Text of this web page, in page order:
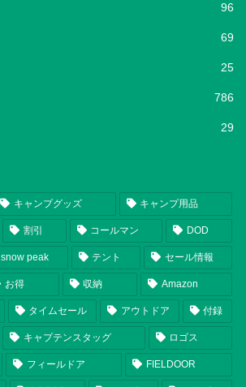
96
69
25
786
29
キャンプグッズ キャンプ用品
割引 コールマン DOD
snow peak テント セール情報
お得 収納 Amazon
タイムセール アウトドア 付録
キャプテンスタッグ ロゴス
フィールドア FIELDOOR